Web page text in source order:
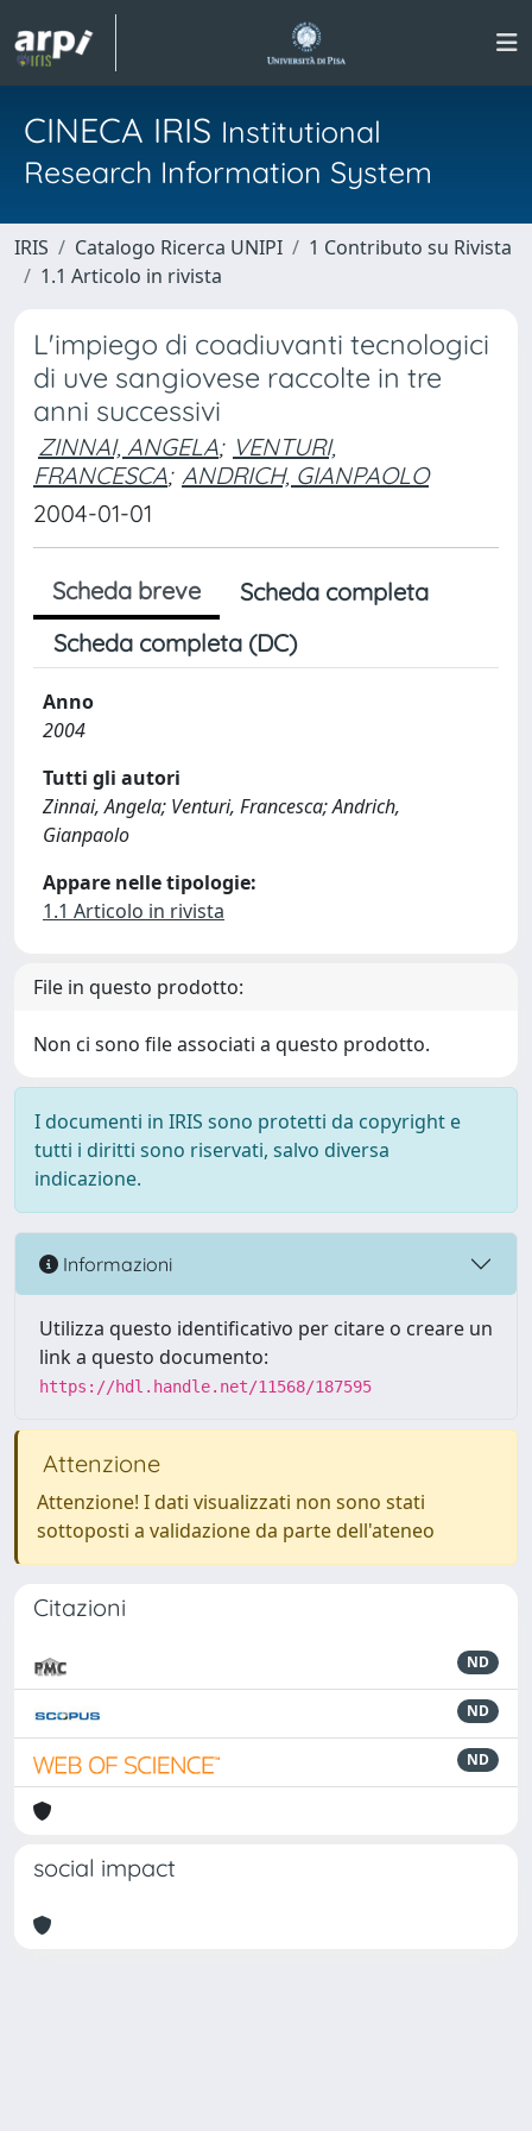
CINECA IRIS Institutional
Research Information System
IRIS Catalogo Ricerca UNIPI
1 Contributo su Rivista
1.1 Articolo in rivista
L'impiego di coadiuvanti tecnologici
di uve sangiovese raccolte in tre
anni successivi
ZINNAI, ANGELA; VENTURI,
FRANCESCA; ANDRICH, GIANPAOLO
2004-01-01
Scheda breve
Scheda completa
Scheda completa (DC)
Anno
2004
Tutti gli autori
Zinnai, Angela; Venturi, Francesca; Andrich,
Gianpaolo
Appare nelle tipologie:
1.1 Articolo in rivista
File in questo prodotto:
Non ci sono file associati a questo prodotto.
I documenti in IRIS sono protetti da copyright e
tutti i diritti sono riservati, salvo diversa
indicazione.
Informazioni
Utilizza questo identificativo per citare o creare un
link a questo documento:
https://hdl.handle.net/11568/187595
Attenzione
Attenzione! I dati visualizzati non sono stati
sottoposti a validazione da parte dell'ateneo
Citazioni
ND
ND
ND
social impact